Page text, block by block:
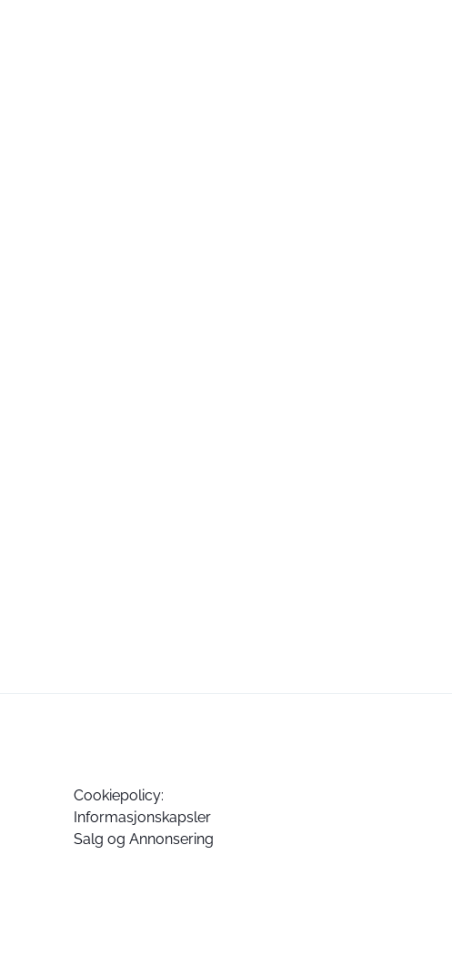
Cookiepolicy:
Informasjonskapsler
Salg og Annonsering